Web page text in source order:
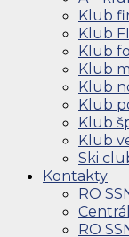
Klub
Klub
Klub
Klub
Klub
Klub
Klub
Klub
Ski
Kontakty
RO
RO